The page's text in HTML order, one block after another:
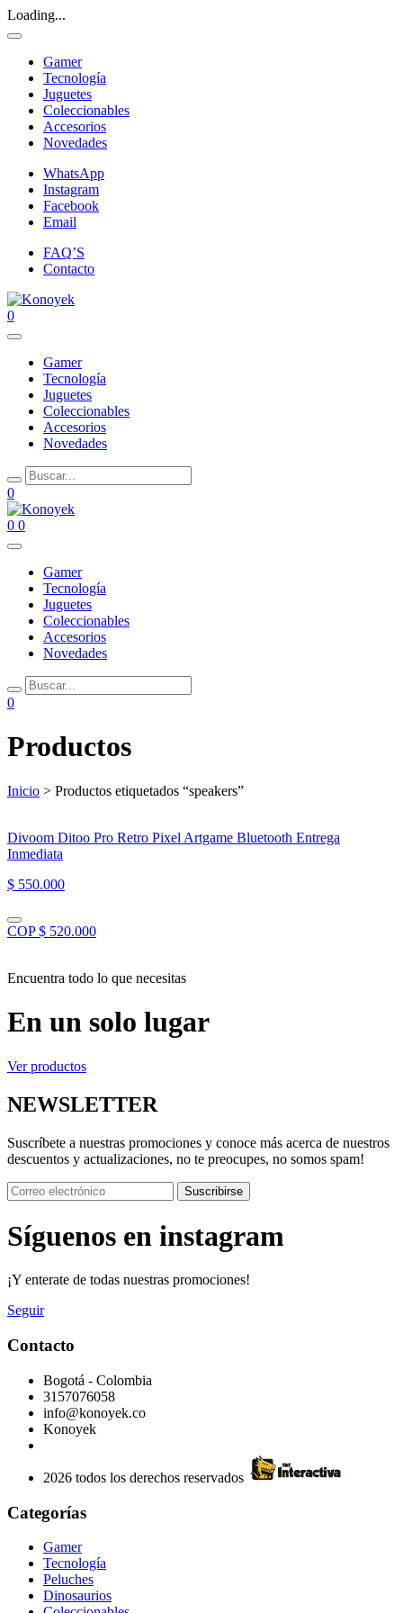
Loading...
Gamer
Tecnología
Juguetes
Coleccionables
Accesorios
Novedades
WhatsApp
Instagram
Facebook
Email
FAQ’S
Contacto
0
Gamer
Tecnología
Juguetes
Coleccionables
Accesorios
Novedades
0
0 0
Gamer
Tecnología
Juguetes
Coleccionables
Accesorios
Novedades
0
Productos
Inicio > Productos etiquetados “speakers”
Divoom Ditoo Pro Retro Pixel Artgame Bluetooth Entrega
Inmediata
$ 550.000
COP $ 520.000
Encuentra todo lo que necesitas
En un solo lugar
Ver productos
NEWSLETTER
Suscríbete a nuestras promociones y conoce más acerca de nuestros
descuentos y actualizaciones, no te preocupes, no somos spam!
Suscribirse
Síguenos en instagram
¡Y enterate de todas nuestras promociones!
Seguir
Contacto
Bogotá - Colombia
3157076058
info@konoyek.co
Konoyek
2026 todos los derechos reservados
Categorías
Gamer
Tecnología
Peluches
Dinosaurios